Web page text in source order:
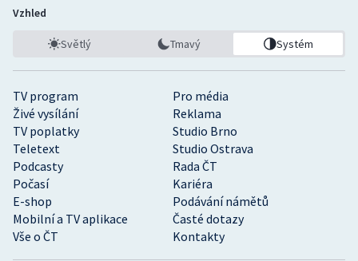
TV program
Pro média
Živé vysílání
Reklama
TV poplatky
Studio Brno
Teletext
Studio Ostrava
Podcasty
Rada ČT
Počasí
Kariéra
E-shop
Podávání námětů
Mobilní a TV aplikace
Časté dotazy
Vše o ČT
Kontakty
Vzhled
Světlý Tmavý Systém